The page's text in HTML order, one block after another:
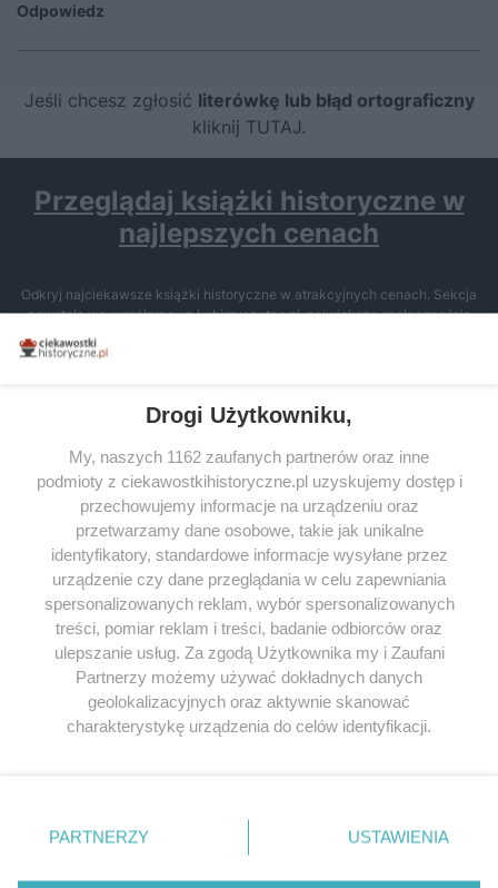
Odpowiedz
Jeśli chcesz zgłosić literówkę lub błąd ortograficzny
kliknij TUTAJ.
Przeglądaj książki historyczne w
najlepszych cenach
Odkryj najciekawsze książki historyczne w atrakcyjnych cenach. Sekcja
powstała we współpracy z Lubimyczytac.pl, największą społecznością
miłośników literatury w Polsce – dzięki temu możesz wybierać spośród
tytułów najwyżej ocenianych przez czytelników.
SERWIS
SPOŁECZNOŚĆ
WSPÓŁPRACA
KONTAKT
ODWIEDŹ RÓWNIEŻ:
Drogi Użytkowniku,
My, naszych 1162 zaufanych partnerów oraz inne
podmioty z ciekawostkihistoryczne.pl uzyskujemy dostęp i
przechowujemy informacje na urządzeniu oraz
przetwarzamy dane osobowe, takie jak unikalne
identyfikatory, standardowe informacje wysyłane przez
urządzenie czy dane przeglądania w celu zapewniania
spersonalizowanych reklam, wybór spersonalizowanych
treści, pomiar reklam i treści, badanie odbiorców oraz
ulepszanie usług. Za zgodą Użytkownika my i Zaufani
Partnerzy możemy używać dokładnych danych
geolokalizacyjnych oraz aktywnie skanować
charakterystykę urządzenia do celów identyfikacji.
zmienić/wycofać klikając przycisk ustawień prywatności
znajdujący się w lewym dolnym rogu strony
. Niektóre
PARTNERZY USTAWIENIA